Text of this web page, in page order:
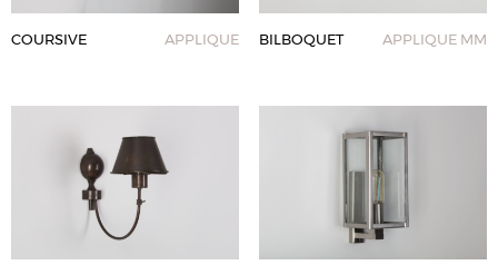
COURSIVE APPLIQUE BILBOQUET APPLIQUE MM